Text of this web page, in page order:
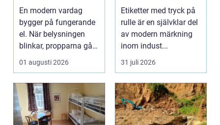
En modern vardag
bygger på fungerande
el. När belysningen
blinkar, propparna går
eller en ny laddbox...
01 augusti 2026
märkning
Etiketter med tryck på
rulle är en självklar del
av modern märkning
inom indust...
31 juli 2026